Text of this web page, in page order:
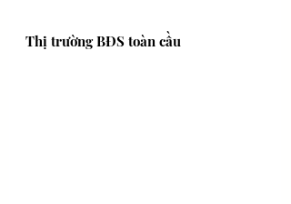
Thị trường BĐS toàn cầu